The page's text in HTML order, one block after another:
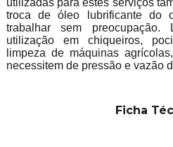
troca de óleo lubrificante do
trabalhar sem preocupação.
utilização em chiqueiros,
limpeza de máquinas
necessitem de pressão e vazão
Ficha